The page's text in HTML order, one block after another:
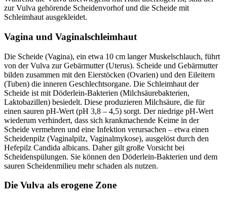
zur Vulva gehörende Scheidenvorhof und die Scheide mit
Schleimhaut ausgekleidet.
Vagina und Vaginalschleimhaut
Die Scheide (Vagina), ein etwa 10 cm langer Muskelschlauch, führt
von der Vulva zur Gebärmutter (Uterus). Scheide und Gebärmutter
bilden zusammen mit den Eierstöcken (Ovarien) und den Eileitern
(Tuben) die inneren Geschlechtsorgane. Die Schleimhaut der
Scheide ist mit Döderlein-Bakterien (Milchsäurebakterien,
Laktobazillen) besiedelt. Diese produzieren Milchsäure, die für
einen sauren pH-Wert (pH 3,8 – 4,5) sorgt. Der niedrige pH-Wert
wiederum verhindert, dass sich krankmachende Keime in der
Scheide vermehren und eine Infektion verursachen – etwa einen
Scheidenpilz (Vaginalpilz, Vaginalmykose), ausgelöst durch den
Hefepilz Candida albicans. Daher gilt große Vorsicht bei
Scheidenspülungen. Sie können den Döderlein-Bakterien und dem
sauren Scheidenmilieu mehr schaden als nutzen.
Die Vulva als erogene Zone